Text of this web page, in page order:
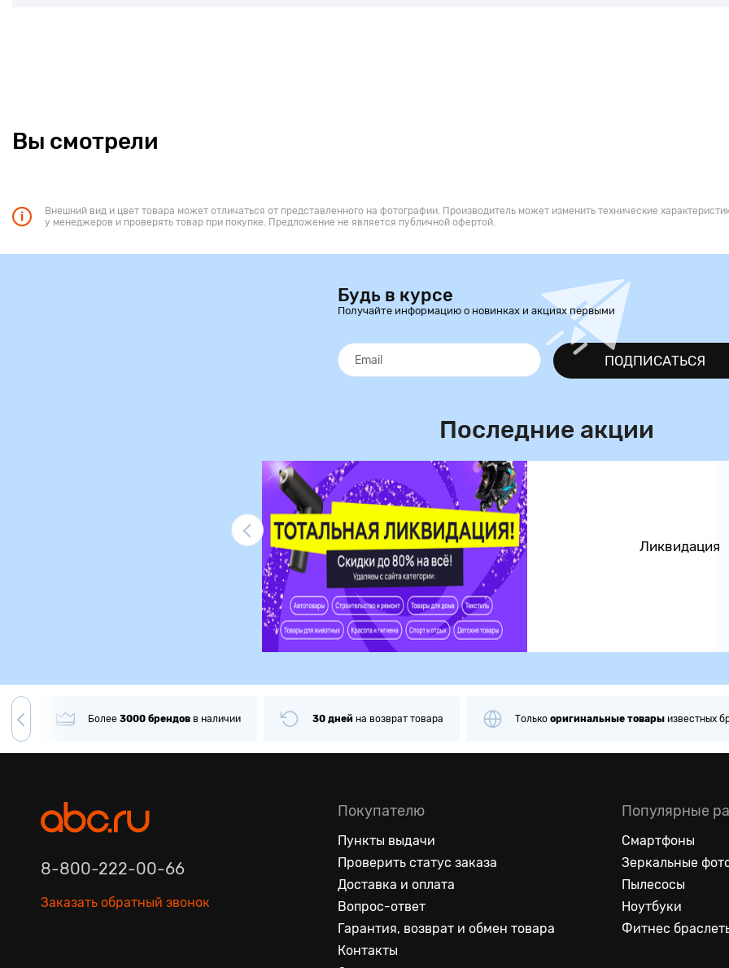
Вы смотрели
Внешний вид и цвет товара может отличаться от представленного на фотографии. Производитель может изменить технические
у менеджеров и проверять товар при покупке. Предложение не является публичной офертой.
Будь в курсе
Получайте информацию о новинках и акциях первыми
ПОДПИСАТЬСЯ
Последние акции
Ликвидация
в наличии 30 днейнавозврат товара Толькооригинальные товарыизвестных брендов Примеркаи
8-800-222-00-66
Заказать обратный звонок
Покупателю
Пункты выдачи
Проверить статус заказа
Доставка и оплата
Вопрос-ответ
Гарантия, возврат и обмен товара
Контакты
Популярные
Смартфоны
Зеркальные
Пылесосы
Ноутбуки
Фитнес